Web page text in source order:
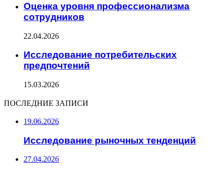
Оценка уровня профессионализма
сотрудников
22.04.2026
Исследование потребительских
предпочтений
15.03.2026
ПОСЛЕДНИЕ ЗАПИСИ
19.06.2026
Исследование рыночных тенденций
27.04.2026